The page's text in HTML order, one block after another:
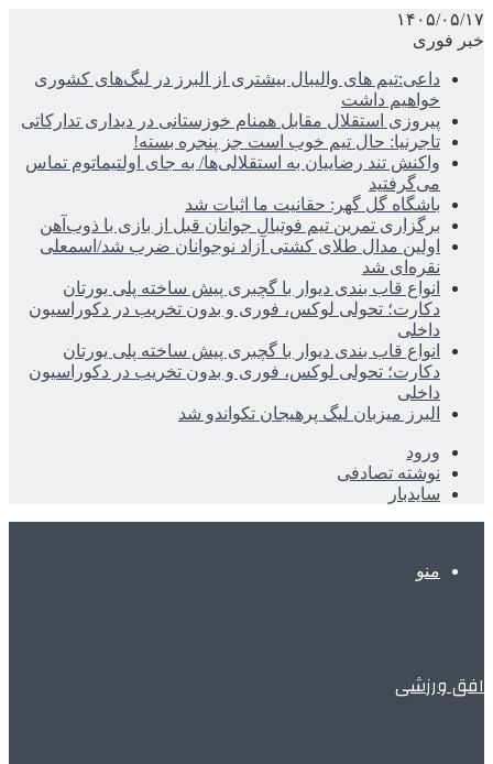
۱۴۰۵/۰۵/۱۷
خبر فوری
داعی:تیم های والیبال بیشتری از البرز در لیگ‌های کشوری
خواهیم داشت
پیروزی استقلال مقابل همنام خوزستانی در دیداری تدارکاتی
تاجرنیا: حال تیم خوب است جز پنجره بسته!
واکنش تند رضاییان به استقلالی‌ها/ به جای اولتیماتوم تماس
می‌گرفتید
باشگاه گل گهر: حقانیت ما اثبات شد
برگزاری تمرین تیم فوتبال جوانان قبل از بازی با ذوب‌آهن
اولین مدال طلای کشتی آزاد نوجوانان ضرب شد/اسمعلی
نقره‌ای شد
انواع قاب بندی دیوار با گچبری پیش ساخته پلی یورتان
دکارت؛ تحولی لوکس، فوری و بدون تخریب در دکوراسیون
داخلی
انواع قاب بندی دیوار با گچبری پیش ساخته پلی یورتان
دکارت؛ تحولی لوکس، فوری و بدون تخریب در دکوراسیون
داخلی
البرز میزبان لیگ پرهیجان تکواندو شد
ورود
نوشته تصادفی
سایدبار
منو
افق ورزشی